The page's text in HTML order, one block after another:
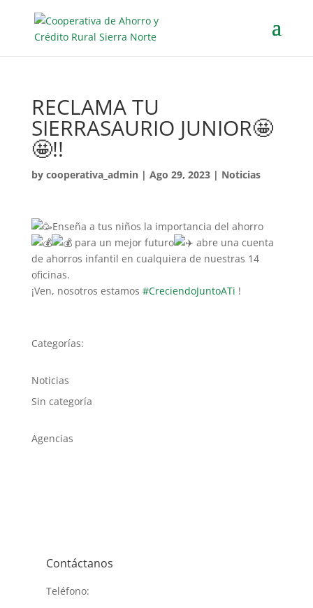
RECLAMA TU
SIERRASAURIO JUNIOR🤩
🤩!!
by cooperativa_admin| Ago 29, 2023| Noticias
Enseña a tus niños la importancia del ahorro
para un mejor futuro
abre una cuenta
de ahorros infantil en cualquiera de nuestras 14
oficinas.
¡Ven, nosotros estamos #CreciendoJuntoATi !
Categorías:
Noticias
Sin categoría
Agencias
Contáctanos
Teléfono: